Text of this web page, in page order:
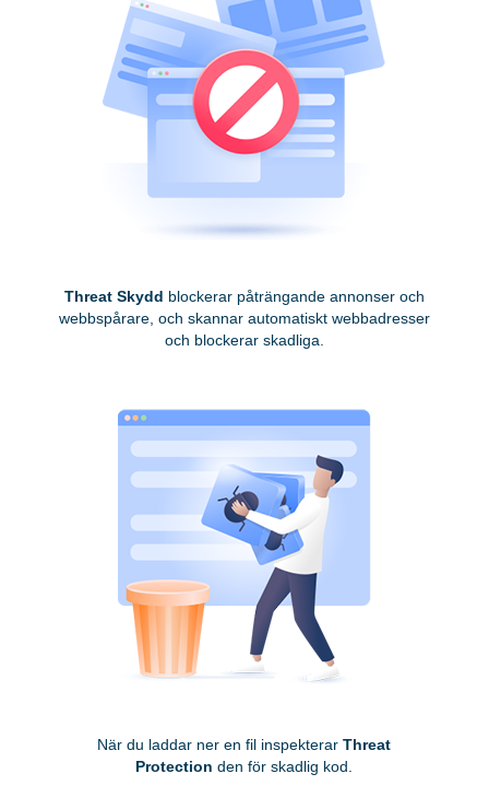
Threat Skydd blockerar påträngande annonser och
webbspårare, och skannar automatiskt webbadresser
och blockerar skadliga.
När du laddar ner en fil inspekterarThreat
Protection den för skadlig kod.